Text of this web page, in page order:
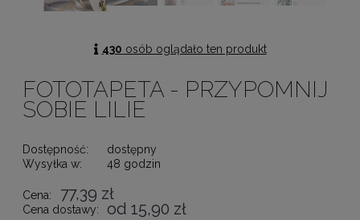
430 osób oglądało ten produkt
FOTOTAPETA - PRZYPOMNIJ
SOBIE LILIE
Dostępność:
dostępny
Wysyłka w:
48 godzin
Cena: 77,39 zł
Cena dostawy: od 15,90 zł